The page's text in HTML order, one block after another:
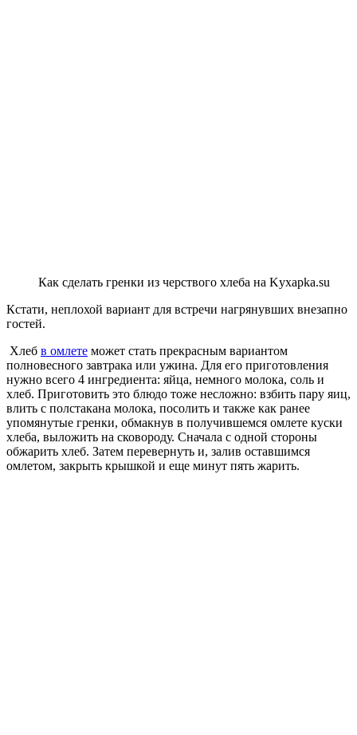
Как сделать гренки из черствого хлеба на Kyxapka.su
Кстати, неплохой вариант для встречи нагрянувших внезапно
гостей.
Хлеб в омлете может стать прекрасным вариантом
полновесного завтрака или ужина. Для его приготовления
нужно всего 4 ингредиента: яйца, немного молока, соль и
хлеб. Приготовить это блюдо тоже несложно: взбить пару яиц,
влить с полстакана молока, посолить и также как ранее
упомянутые гренки, обмакнув в получившемся омлете куски
хлеба, выложить на сковороду. Сначала с одной стороны
обжарить хлеб. Затем перевернуть и, залив оставшимся
омлетом, закрыть крышкой и еще минут пять жарить.